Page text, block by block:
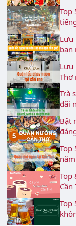
Top
Lưu
bạn
Lưu
Thơ
Trà
đãi
Bật
Top
Top
Cần
Top